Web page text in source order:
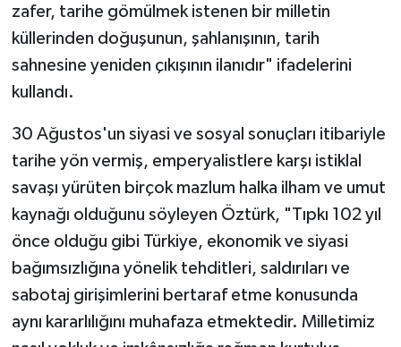
zafer, tarihe gömülmek istenen bir milletin
küllerinden doğuşunun, şahlanışının, tarih
sahnesine yeniden çıkışının ilanıdır" ifadelerini
kullandı.
30 Ağustos'un siyasi ve sosyal sonuçları itibariyle
tarihe yön vermiş, emperyalistlere karşı istiklal
savaşı yürüten birçok mazlum halka ilham ve umut
kaynağı olduğunu söyleyen Öztürk, "Tıpkı 102 yıl
önce olduğu gibi Türkiye, ekonomik ve siyasi
bağımsızlığına yönelik tehditleri, saldırıları ve
sabotaj girişimlerini bertaraf etme konusunda
aynı kararlılığını muhafaza etmektedir. Milletimiz